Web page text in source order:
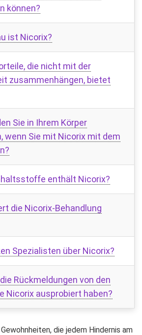
können?
ist Nicorix?
die nicht mit der
zusammenhängen, bietet
Sie in Ihrem Körper
wenn Sie mit Nicorix mit dem
enthält Nicorix?
die Nicorix-Behandlung
Spezialisten über Nicorix?
Rückmeldungen von den
Nicorix ausprobiert haben?
die jedem Hindernis am